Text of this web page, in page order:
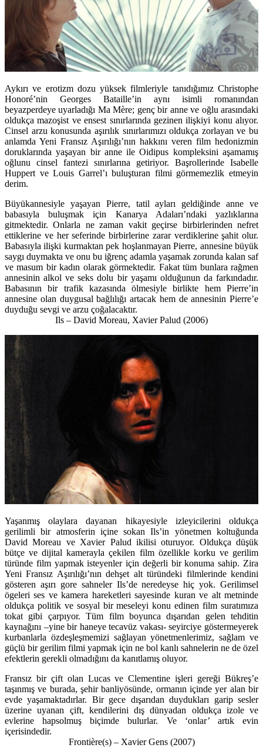
Aykırı ve erotizm dozu yüksek filmleriyle tanıdığımız Christophe
Honoré’nin Georges Bataille’in aynı isimli romanından
beyazperdeye uyarladığı Ma Mère; genç bir anne ve oğlu arasındaki
oldukça mazoşist ve ensest sınırlarında gezinen ilişkiyi konu alıyor.
Cinsel arzu konusunda aşırılık sınırlarımızı oldukça zorlayan ve bu
anlamda Yeni Fransız Aşırılığı’nın hakkını veren film hedonizmin
doruklarında yaşayan bir anne ile Oidipus kompleksini aşamamış
oğlunu cinsel fantezi sınırlarına getiriyor. Başrollerinde Isabelle
Huppert ve Louis Garrel’ı buluşturan filmi görmemezlik etmeyin
derim.
Büyükannesiyle yaşayan Pierre, tatil ayları geldiğinde anne ve
babasıyla buluşmak için Kanarya Adaları’ndaki yazlıklarına
gitmektedir. Onlarla ne zaman vakit geçirse birbirlerinden nefret
ettiklerine ve her seferinde birbirlerine zarar verdiklerine şahit olur.
Babasıyla ilişki kurmaktan pek hoşlanmayan Pierre, annesine büyük
saygı duymakta ve onu bu iğrenç adamla yaşamak zorunda kalan saf
ve masum bir kadın olarak görmektedir. Fakat tüm bunlara rağmen
annesinin alkol ve seks dolu bir yaşamı olduğunun da farkındadır.
Babasının bir trafik kazasında ölmesiyle birlikte hem Pierre’in
annesine olan duygusal bağlılığı artacak hem de annesinin Pierre’e
duyduğu sevgi ve arzu çoğalacaktır.
Ils – David Moreau, Xavier Palud (2006)
Yaşanmış olaylara dayanan hikayesiyle izleyicilerini oldukça
gerilimli bir atmosferin içine sokan Ils’in yönetmen koltuğunda
David Moreau ve Xavier Palud ikilisi oturuyor. Oldukça düşük
bütçe ve dijital kamerayla çekilen film özellikle korku ve gerilim
türünde film yapmak isteyenler için değerli bir konuma sahip. Zira
Yeni Fransız Aşırılığı’nın dehşet alt türündeki filmlerinde kendini
gösteren aşırı gore sahneler Ils’de neredeyse hiç yok. Gerilimsel
ögeleri ses ve kamera hareketleri sayesinde kuran ve alt metninde
oldukça politik ve sosyal bir meseleyi konu edinen film suratımıza
tokat gibi çarpıyor. Tüm film boyunca dışarıdan gelen tehditin
kaynağını –yine bir haneye tecavüz vakası- seyirciye göstermeyerek
kurbanlarla özdeşleşmemizi sağlayan yönetmenlerimiz, sağlam ve
güçlü bir gerilim filmi yapmak için ne bol kanlı sahnelerin ne de özel
efektlerin gerekli olmadığını da kanıtlamış oluyor.
Fransız bir çift olan Lucas ve Clementine işleri gereği Bükreş’e
taşınmış ve burada, şehir banliyösünde, ormanın içinde yer alan bir
evde yaşamaktadırlar. Bir gece dışarıdan duydukları garip sesler
üzerine uyanan çift, kendilerini dış dünyadan oldukça izole ve
evlerine hapsolmuş biçimde bulurlar. Ve ‘onlar’ artık evin
içerisindedir.
Frontière(s) – Xavier Gens (2007)